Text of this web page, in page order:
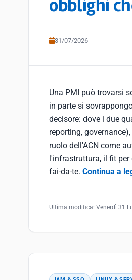
obblighi
31/07/2026
Una PMI può trovarsi
in parte si
decisore: dove i due
reporting,
ruolo dell'ACN come
l'infrastruttura, il fit
fai-da-te. Continua a
Ultima modifica: Venerdì 31